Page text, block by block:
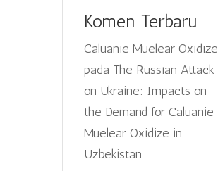
Komen Terbaru
Caluanie Muelear Oxidize
pada The Russian Attack
on Ukraine: Impacts on
the Demand for Caluanie
Muelear Oxidize in
Uzbekistan